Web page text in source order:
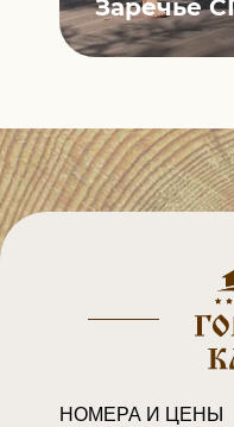
Заречье
НОМЕРА И ЦЕНЫ